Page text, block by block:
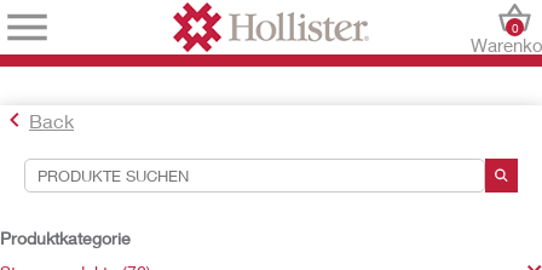
0
Back
Produktkategorie
Suchwerkzeuge
Ihre Auswahl:
Stomaprodukte